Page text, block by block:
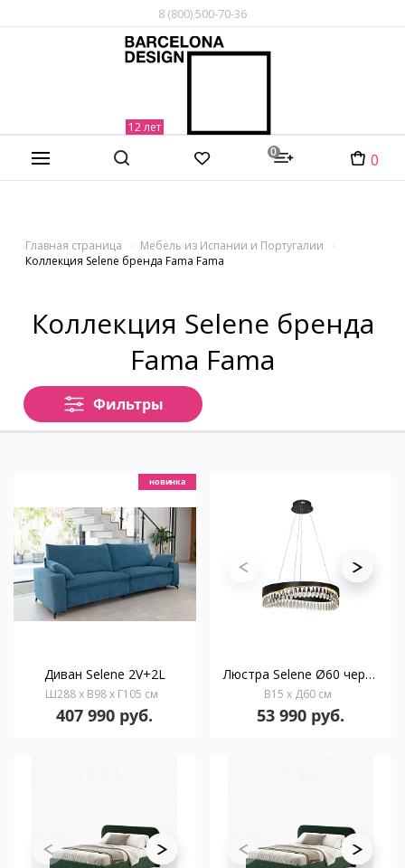
8 (800) 500-70-36
0 0
Главная страница
Мебель из Испании и Португалии
Коллекция Selene бренда Fama Fama
Коллекция Selene бренда
Fama Fama
Фильтры
новинка
Диван Selene 2V+2L
Ш288 x В98 x Г105 см
407 990 руб.
Люстра Selene Ø60 черный / прозрачный
В15 x Д60 см
53 990 руб.